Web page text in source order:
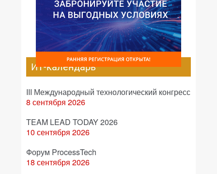
ИТ-календарь
III Международный технологический конгресс
8 сентября 2026
TEAM LEAD TODAY 2026
10 сентября 2026
Форум ProcessTech
18 сентября 2026